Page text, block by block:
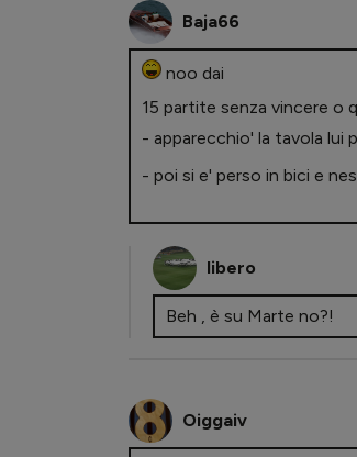
Baja66
noo dai
15 partite senza vincere o
- apparecchio' la tavola lui
- poi si e' perso in bici e
libero
Beh , è su Marte no?!
Oiggaiv